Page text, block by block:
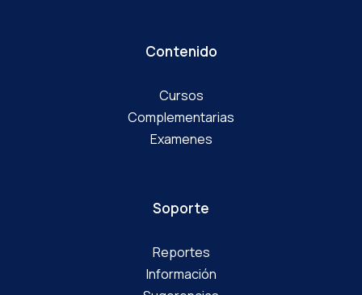
Contenido
Cursos
Complementarias
Examenes
Soporte
Reportes
Información